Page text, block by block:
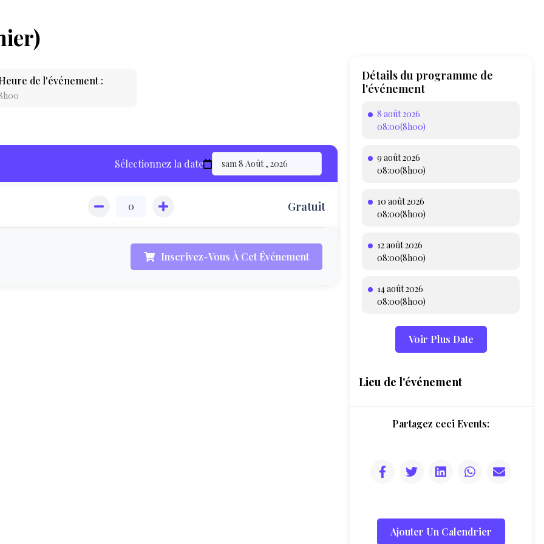
LOCATION
HÉBERGEMENT
de l'événement :
Sélectionnez la date
Gratuit
Inscrivez-Vous À Cet Événement
Détails du programme de
l'événement
8 août 2026
08:00(8h00)
9 août 2026
08:00(8h00)
10 août 2026
08:00(8h00)
12 août 2026
08:00(8h00)
14 août 2026
08:00(8h00)
Voir Plus Date
Lieu de l'événement
Partagez ceci Events:
Ajouter Un Calendrier